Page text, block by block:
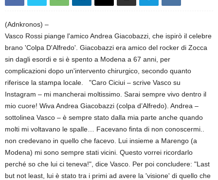
(Adnkronos) –
Vasco Rossi piange l'amico Andrea Giacobazzi, che ispirò il celebre
brano 'Colpa D'Alfredo'. Giacobazzi era amico del rocker di Zocca
sin dagli esordi e si è spento a Modena a 67 anni, per
complicazioni dopo un'intervento chirurgico, secondo quanto
riferisce la stampa locale. "Caro Ciciui – scrive Vasco su
Instagram – mi mancherai moltissimo. Sarai sempre vivo dentro il
mio cuore! Wiva Andrea Giacobazzi (colpa d’Alfredo). Andrea –
sottolinea Vasco – è sempre stato dalla mia parte anche quando
molti mi voltavano le spalle… Facevano finta di non conoscermi..
non credevano in quello che facevo. Lui insieme a Marengo (a
Modena) mi sono sempre stati vicini. Questo vorrei ricordarlo
perché so che lui ci teneva!", dice Vasco. Per poi concludere: "Last
but not least, lui è stato tra i primi ad avere la 'visione' di quello che